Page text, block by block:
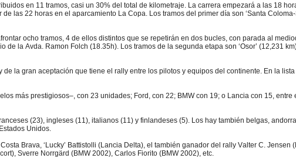
en 11 tramos, casi un 30% del total de kilometraje. La carrera empezará a las 18
las 22 horas en el aparcamiento La Copa. Los tramos del primer día son ‘Santa Coloma-
ocho tramos, 4 de ellos distintos que se repetirán en dos bucles, con parada al
Avda. Ramon Folch (18.35h). Los tramos de la segunda etapa son ‘Osor’ (12,231 km),
la gran aceptación que tiene el rally entre los pilotos y equipos del continente. En la
más prestigiosos–, con 23 unidades; Ford, con 22; BMW con 19; o Lancia con 15,
(23), ingleses (11), italianos (11) y finlandeses (5). Los hay también belgas,
Unidos.
Brava, ‘Lucky’ Battistolli (Lancia Delta), el también ganador del rally Valter C. Jensen
Sverre Norrgärd (BMW 2002), Carlos Fiorito (BMW 2002), etc.